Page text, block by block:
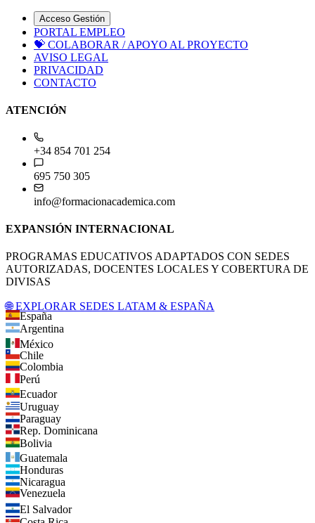
Acceso Gestión
PORTAL EMPLEO
💝 COLABORAR / APOYO AL PROYECTO
AVISO LEGAL
PRIVACIDAD
CONTACTO
ATENCIÓN
+34 854 701 254
695 750 305
info@formacionacademica.com
EXPANSIÓN INTERNACIONAL
PROGRAMAS EDUCATIVOS ADAPTADOS CON SEDES
AUTORIZADAS, DOCENTES LOCALES Y COBERTURA DE
DIVISAS
🌐 EXPLORAR SEDES LATAM & ESPAÑA
España
Argentina
México
Chile
Colombia
Perú
Ecuador
Uruguay
Paraguay
Rep. Dominicana
Bolivia
Guatemala
Honduras
Nicaragua
Venezuela
El Salvador